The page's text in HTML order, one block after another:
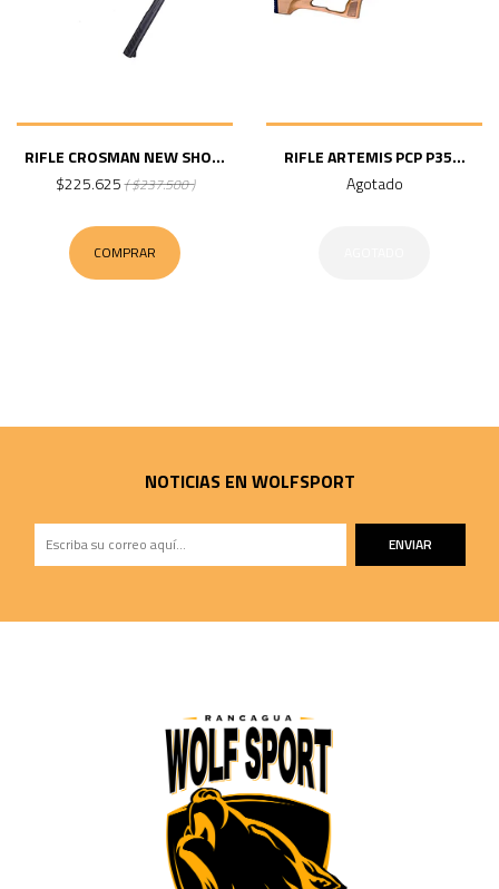
RIFLE CROSMAN NEW SHO...
$225.625( $237.500 )
COMPRAR
RIFLE ARTEMIS PCP P35...
Agotado
NOTICIAS EN WOLFSPORT
ENVIAR